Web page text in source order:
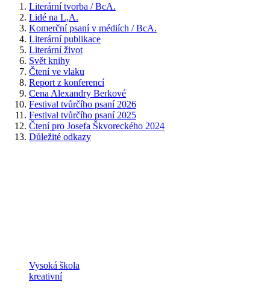
Literární tvorba / BcA.
Lidé na L,A.
Komerční psaní v médiích / BcA.
Literární publikace
Literární život
Svět knihy
Čtení ve vlaku
Report z konferencí
Cena Alexandry Berkové
Festival tvůrčího psaní 2026
Festival tvůrčího psaní 2025
Čtení pro Josefa Škvoreckého 2024
Důležité odkazy
Vysoká škola
kreativní